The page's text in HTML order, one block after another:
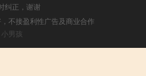
纠正，谢谢
不接盈利性广告及商业合作
小男孩